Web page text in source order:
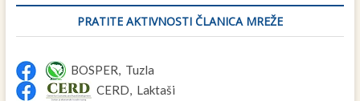
PRATITE AKTIVNOSTI ČLANICA MREŽE
BOSPER, Tuzla
CERD, Laktaši